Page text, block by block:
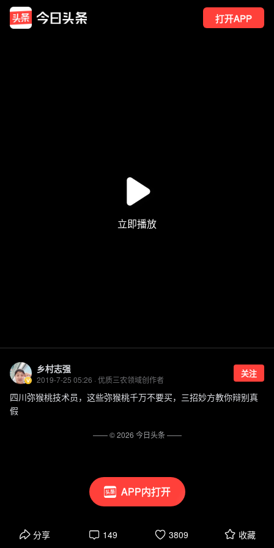
打开APP
APP内打开
乡村志强
2019-7-25 05:26 · 优质三农领域创作者
关注
四川弥猴桃技术员，这些弥猴桃千万不要买，三招妙方教你辩别真
假
分享 149 3809 收藏
—— ©2026 今日头条——